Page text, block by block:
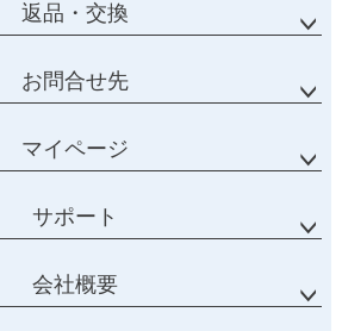
返品・交換
お問合せ先
マイページ
サポート
会社概要